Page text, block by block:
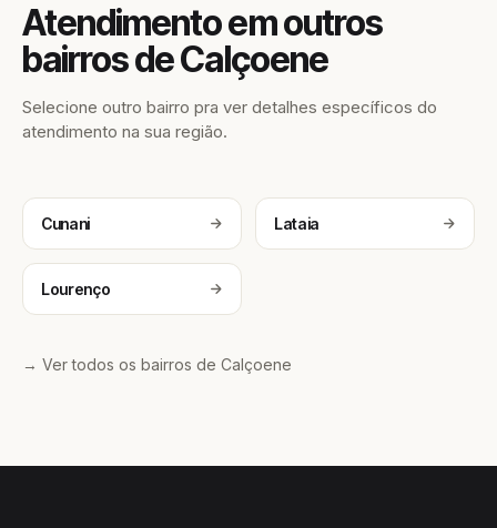
Atendimento em outros
bairros de Calçoene
Selecione outro bairro pra ver detalhes específicos do
atendimento na sua região.
Cunani Lataia
Lourenço
→ Ver todos os bairros de Calçoene